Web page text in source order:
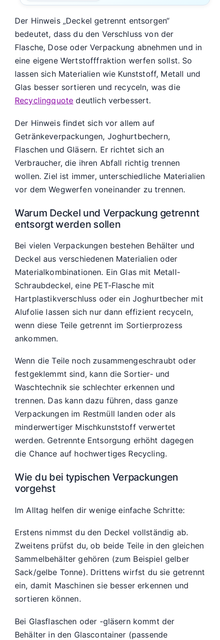
Der Hinweis „Deckel getrennt entsorgen“
bedeutet, dass du den Verschluss von der
Flasche, Dose oder Verpackung abnehmen und in
eine eigene Wertstofffraktion werfen sollst. So
lassen sich Materialien wie Kunststoff, Metall und
Glas besser sortieren und recyceln, was die
Recyclingquote deutlich verbessert.
Der Hinweis findet sich vor allem auf
Getränkeverpackungen, Joghurtbechern,
Flaschen und Gläsern. Er richtet sich an
Verbraucher, die ihren Abfall richtig trennen
wollen. Ziel ist immer, unterschiedliche Materialien
vor dem Wegwerfen voneinander zu trennen.
Warum Deckel und Verpackung getrennt
entsorgt werden sollen
Bei vielen Verpackungen bestehen Behälter und
Deckel aus verschiedenen Materialien oder
Materialkombinationen. Ein Glas mit Metall-
Schraubdeckel, eine PET-Flasche mit
Hartplastikverschluss oder ein Joghurtbecher mit
Alufolie lassen sich nur dann effizient recyceln,
wenn diese Teile getrennt im Sortierprozess
ankommen.
Wenn die Teile noch zusammengeschraubt oder
festgeklemmt sind, kann die Sortier- und
Waschtechnik sie schlechter erkennen und
trennen. Das kann dazu führen, dass ganze
Verpackungen im Restmüll landen oder als
minderwertiger Mischkunststoff verwertet
werden. Getrennte Entsorgung erhöht dagegen
die Chance auf hochwertiges Recycling.
Wie du bei typischen Verpackungen
vorgehst
Im Alltag helfen dir wenige einfache Schritte:
Erstens nimmst du den Deckel vollständig ab.
Zweitens prüfst du, ob beide Teile in den gleichen
Sammelbehälter gehören (zum Beispiel gelber
Sack/gelbe Tonne). Drittens wirfst du sie getrennt
ein, damit Maschinen sie besser erkennen und
sortieren können.
Bei Glasflaschen oder -gläsern kommt der
Behälter in den Glascontainer (passende